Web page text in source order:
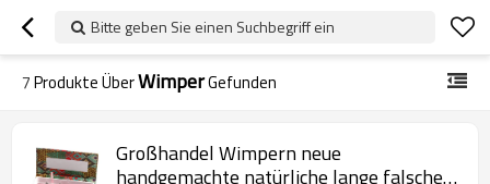
Bitte geben Sie einen Suchbegriff ein
7Produkte ÜberWimperGefunden
Großhandel Wimpern neue
handgemachte natürliche lange falsche